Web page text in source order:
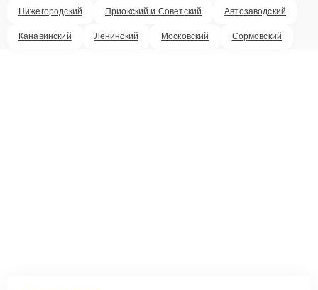
Нижегородский Приокский и Советский Автозаводский
Канавинский Ленинский Московский Сормовский